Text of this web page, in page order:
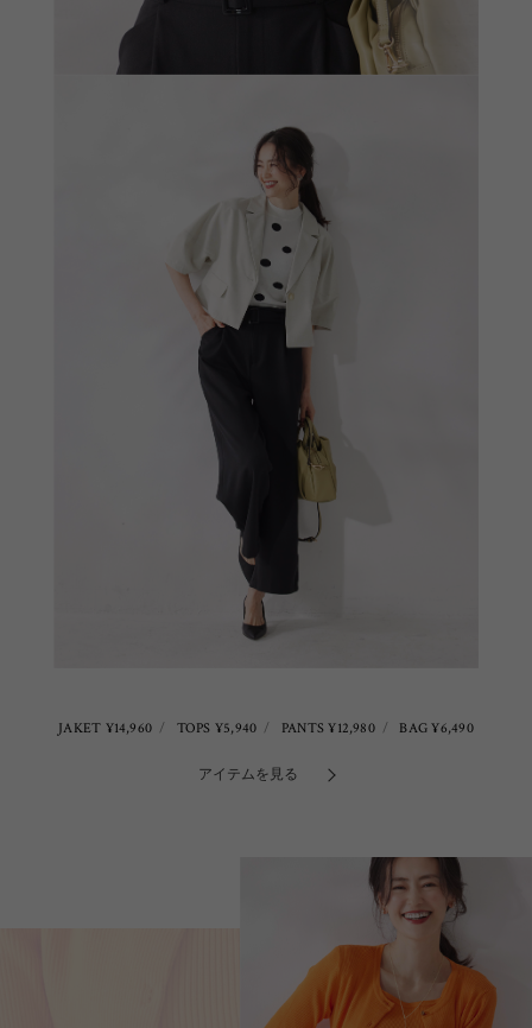
JAKET ¥14,960 TOPS ¥5,940 PANTS ¥12,980 BAG ¥6,490
アイテムを見る